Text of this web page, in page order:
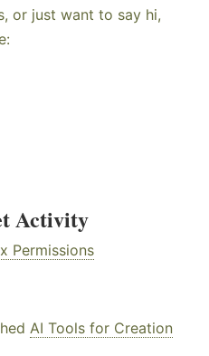
or just want to say hi,
Activity
Permissions
AI Tools for Creation